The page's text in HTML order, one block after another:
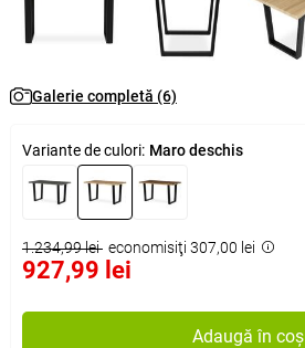
Galerie completă (6)
Variante de culori: Maro deschis
1.234,99 lei economisiţi 307,00 lei
927,99 lei
Adaugă în coș